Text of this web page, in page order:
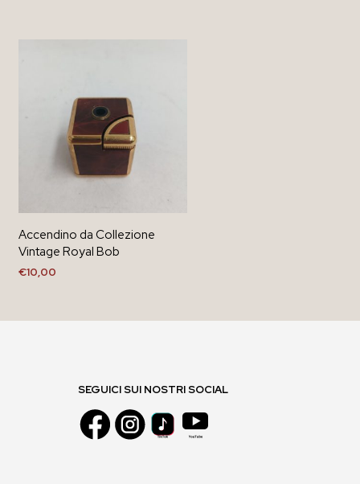
Accendino da Collezione
Vintage Royal Bob
€10,00
SEGUICI SUI NOSTRI SOCIAL